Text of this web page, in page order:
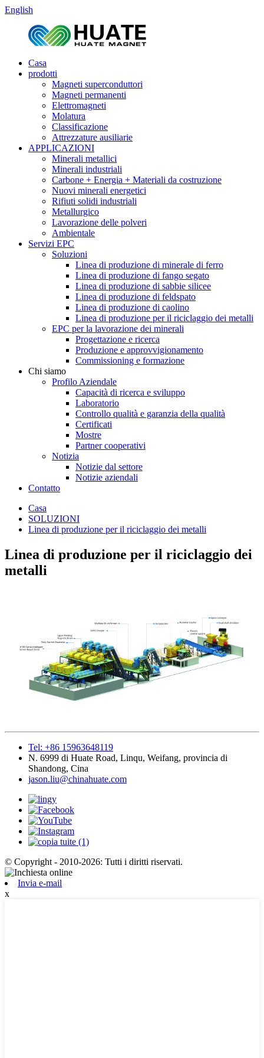
English
Casa
prodotti
Magneti superconduttori
Magneti permanenti
Elettromagneti
Molatura
Classificazione
Attrezzature ausiliarie
APPLICAZIONI
Minerali metallici
Minerali industriali
Carbone + Energia + Materiali da costruzione
Nuovi minerali energetici
Rifiuti solidi industriali
Metallurgico
Lavorazione delle polveri
Ambientale
Servizi EPC
Soluzioni
Linea di produzione di minerale di ferro
Linea di produzione di fango segato
Linea di produzione di sabbie silicee
Linea di produzione di feldspato
Linea di produzione di caolino
Linea di produzione per il riciclaggio dei metalli
EPC per la lavorazione dei minerali
Progettazione e ricerca
Produzione e approvvigionamento
Commissioning e formazione
Chi siamo
Profilo Aziendale
Capacità di ricerca e sviluppo
Laboratorio
Controllo qualità e garanzia della qualità
Certificati
Mostre
Partner cooperativi
Notizia
Notizie dal settore
Notizie aziendali
Contatto
Casa
SOLUZIONI
Linea di produzione per il riciclaggio dei metalli
Linea di produzione per il riciclaggio dei
metalli
Tel: +86 15963648119
N. 6999 di Huate Road, Linqu, Weifang, provincia di
Shandong, Cina
jason.liu@chinahuate.com
© Copyright - 2010-2026: Tutti i diritti riservati.
Invia e-mail
x